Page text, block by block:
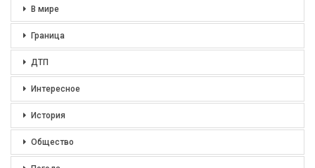
В мире
Граница
ДТП
Интересное
История
Общество